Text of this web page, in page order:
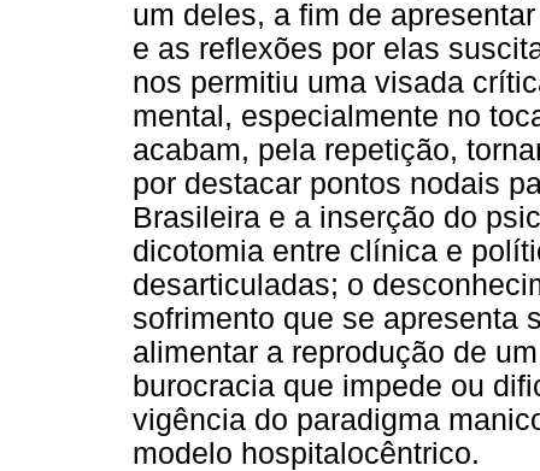
um deles, a fim de
e as reflexões por elas
nos permitiu uma visada
mental, especialmente no
acabam, pela repetição,
por destacar pontos nodais
Brasileira e a inserção do
dicotomia entre clínica e
desarticuladas; o
sofrimento que se apresenta
alimentar a reprodução de
burocracia que impede ou
vigência do paradigma
modelo hospitalocêntrico.